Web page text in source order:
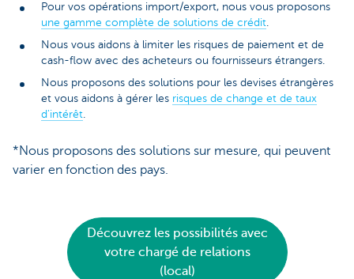
Pour vos opérations import/export, nous vous proposons
une gamme complète de solutions de crédit.
Nous vous aidons à limiter les risques de paiement et de
cash-flow avec des acheteurs ou fournisseurs étrangers.
Nous proposons des solutions pour les devises étrangères
et vous aidons à gérer les risques de change et de taux
d'intérêt.
*Nous proposons des solutions sur mesure, qui peuvent
varier en fonction des pays.
Découvrez les possibilités avec
votre chargé de relations
(local)